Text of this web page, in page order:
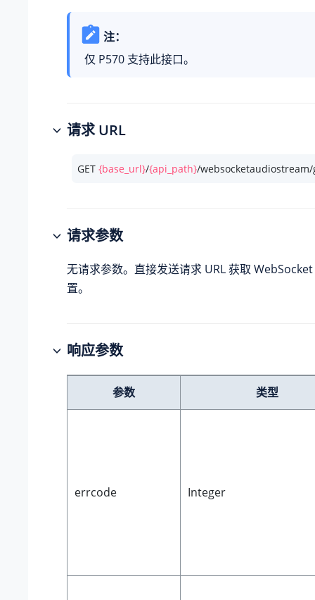
注：
仅 P570 支持此接口。
请求 URL
GET {base_url}/{api_path}/websocketaudiostream/
请求参数
无请求参数。直接发送请求 URL 获取
置。
响应参数
参数 类型
errcode Integer